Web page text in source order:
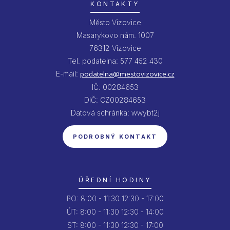
KONTAKTY
Město Vizovice
Masarykovo nám. 1007
76312 Vizovice
Tel. podatelna: 577 452 430
E-mail: podatelna@mestovizovice.cz
IČ: 00284653
DIČ: CZ00284653
Datová schránka: wwybt2j
PODROBNÝ KONTAKT
ÚŘEDNÍ HODINY
PO: 8:00 - 11:30 12:30 - 17:00
ÚT: 8:00 - 11:30 12:30 - 14:00
ST: 8:00 - 11:30 12:30 - 17:00